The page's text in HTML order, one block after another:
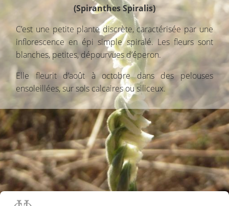
(Spiranthes Spiralis)
C’est une petite plante discrète, caractérisée par une
inflorescence en épi simple spiralé. Les fleurs sont
blanches, petites, dépourvues d’éperon.
Elle fleurit d’août à octobre dans des pelouses
ensoleillées, sur sols calcaires ou siliceux.